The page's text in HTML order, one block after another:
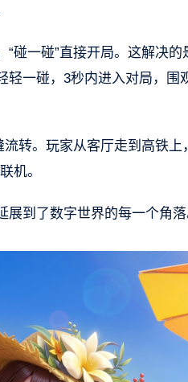
碰一碰”直接开局。这解决
一碰，3秒内进入对局，围
转。玩家从客厅走到高铁上
机。
到了数字世界的每一个角落